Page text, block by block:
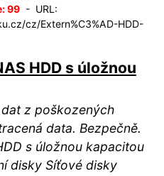
99- URL:
cz/Extern%C3%AD-HDD-
HDD s úložnou
z poškozených
data. Bezpečně.
s úložnou kapacitou
disky Síťové disky